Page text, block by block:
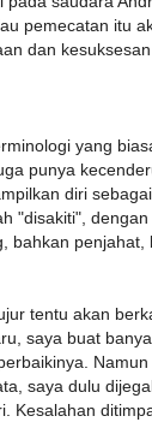
pemecatan itu
dan
yang
punya
diri
"disakiti",
bahkan penjahat,
tentu akan
saya buat
saya dulu
Kesalahan